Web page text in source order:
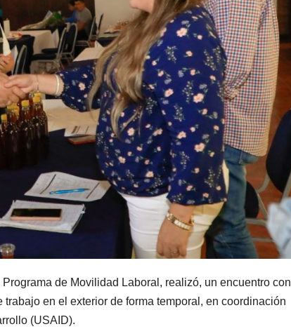
de Movilidad Laboral, realizó, un encuentro con
en el exterior de forma temporal, en coordinación
(USAID).